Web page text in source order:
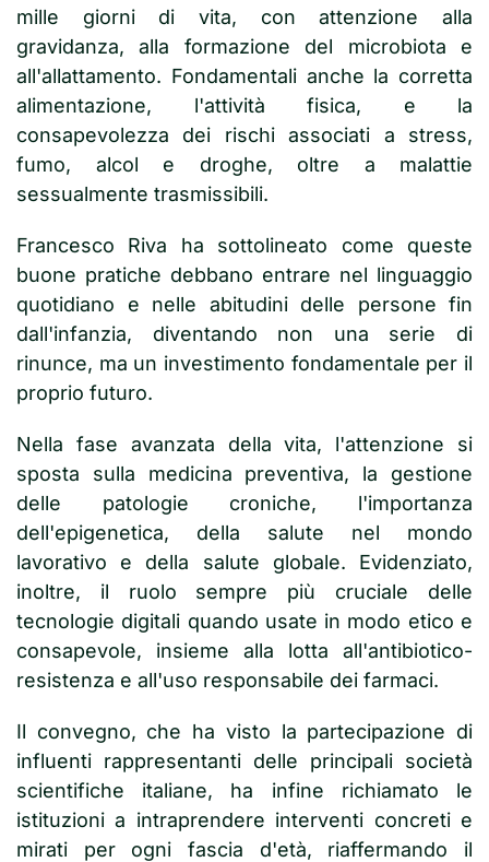
mille giorni di vita, con attenzione alla
gravidanza, alla formazione del microbiota e
all'allattamento. Fondamentali anche la corretta
alimentazione, l'attività fisica, e la
consapevolezza dei rischi associati a stress,
fumo, alcol e droghe, oltre a malattie
sessualmente trasmissibili.
Francesco Riva ha sottolineato come queste
buone pratiche debbano entrare nel linguaggio
quotidiano e nelle abitudini delle persone fin
dall'infanzia, diventando non una serie di
rinunce, ma un investimento fondamentale per il
proprio futuro.
Nella fase avanzata della vita, l'attenzione si
sposta sulla medicina preventiva, la gestione
delle patologie croniche, l'importanza
dell'epigenetica, della salute nel mondo
lavorativo e della salute globale. Evidenziato,
inoltre, il ruolo sempre più cruciale delle
tecnologie digitali quando usate in modo etico e
consapevole, insieme alla lotta all'antibiotico-
resistenza e all'uso responsabile dei farmaci.
Il convegno, che ha visto la partecipazione di
influenti rappresentanti delle principali società
scientifiche italiane, ha infine richiamato le
istituzioni a intraprendere interventi concreti e
mirati per ogni fascia d'età, riaffermando il